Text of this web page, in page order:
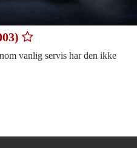
vanlig servis har den ikke